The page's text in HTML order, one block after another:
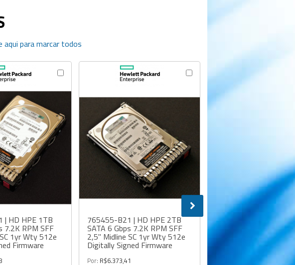
aqui para marcar todos
| HD HPE 1TB
7.2K RPM SFF
1yr Wty 512e
Firmware
765455-B21 | HD HPE 2TB
SATA 6 Gbps 7.2K RPM SFF
2,5" Midline SC 1yr Wty 512e
Digitally Signed Firmware
Por: R$6.373,41
x3530 M4 | Servidor
System X modelo
R$12.487,50
à vista no PIX / BOLETO /